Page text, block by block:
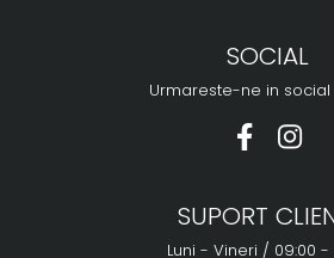
SOCIAL
Urmareste-ne in
SUPORT
Luni - Vineri / 09:00 -